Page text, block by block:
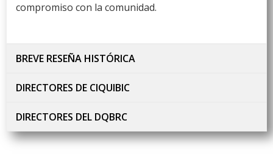
compromiso con la comunidad.
BREVE RESEÑA HISTÓRICA
DIRECTORES DE CIQUIBIC
DIRECTORES DEL DQBRC